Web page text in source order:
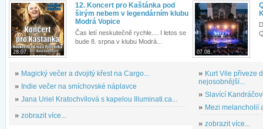
28.07.
12. Koncert pro Kaštánka pod
širým nebem v legendárním klubu
Modrá Vopice
Čas letí neskutečně rychle.... I letos se
bude 8. srpna v klubu Modrá...
» Magický večer a dvojitý křest na Cargo...
» Indie večer na smíchovské náplavce
» Jana Uriel Kratochvílová s kapelou Illuminati.ca...
» zobrazit více...
07.08.
» Kurt Vile přiveze
nejosobnější...
» Slavící
» Mezi melancholií
» zobrazit více...